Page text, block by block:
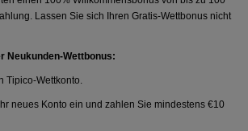
Lassen Sie sich Ihren Gratis-Wettbonus nicht
Neukunden-Wettbonus:
Tipico-Wettkonto.
neues Konto ein und zahlen Sie mindestens €10